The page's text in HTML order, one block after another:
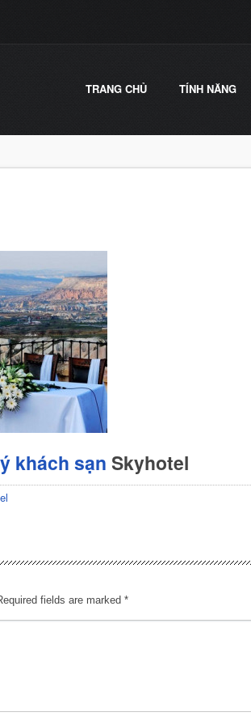
TRANG CHỦ TÍNH NĂNG
khách sạn Skyhotel
fields are marked *